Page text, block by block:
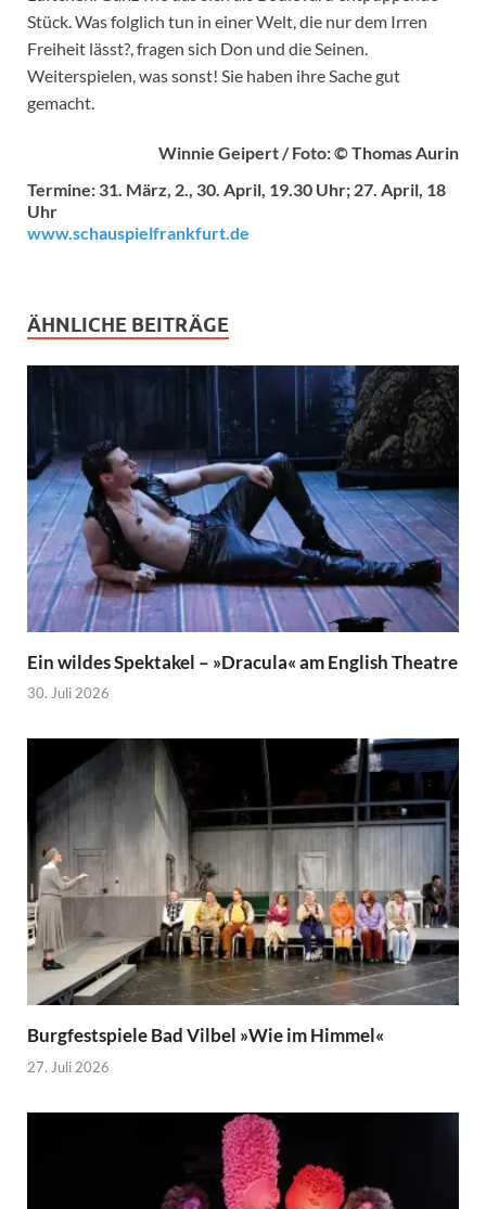
Stück. Was folglich tun in einer Welt, die nur dem Irren
Freiheit lässt?, fragen sich Don und die Seinen.
Weiterspielen, was sonst! Sie haben ihre Sache gut
gemacht.
Winnie Geipert / Foto: © Thomas Aurin
Termine: 31. März, 2., 30. April, 19.30 Uhr; 27. April, 18
Uhr
www.schauspielfrankfurt.de
ÄHNLICHE BEITRÄGE
Ein wildes Spektakel – »Dracula« am English Theatre
30. Juli 2026
Burgfestspiele Bad Vilbel »Wie im Himmel«
27. Juli 2026